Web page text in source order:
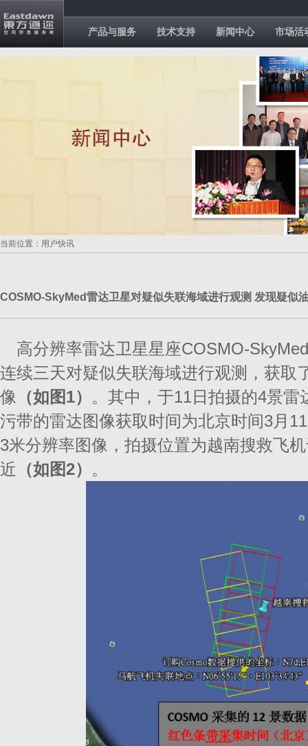
产品与服务 技术支持 新闻中心 市场活
当前位置：用户快讯
COSMO-SkyMed雷达卫星对疑似失联海域进行观测 发现疑似
高分辨率雷达卫星星座COSMO-
连续三天对疑似失联海域进行观测，获取
像 （如图1） 。其中，于11日拍摄的4景
污带的雷达图像获取时间为北京时间3月
3米分辨率图像，拍摄位置为越南搜救飞
近 （如图2） 。